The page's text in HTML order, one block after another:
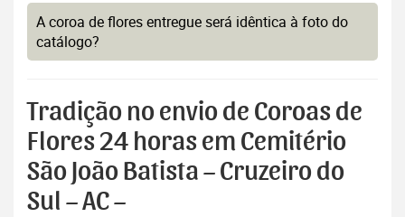
A coroa de flores entregue será idêntica à foto do
catálogo?
Tradição no envio de Coroas de
Flores 24 horas em Cemitério
São João Batista – Cruzeiro do
Sul – AC –